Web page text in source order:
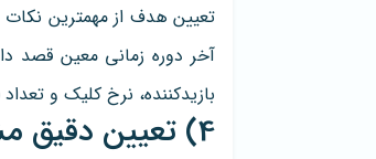
تعیین هدف از مهمترین
آخر دوره زمانی معین قصد
بازیدکننده، نرخ کلیک و تعداد
4) تعیین دقیق مشخصات محتوا